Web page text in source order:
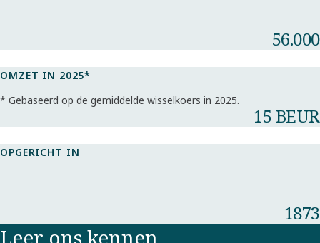
56.000
OMZET IN 2025*​
15 BEUR
* Gebaseerd op de gemiddelde wisselkoers in 2025.​
OPGERICHT IN
1873
Leer ons kennen